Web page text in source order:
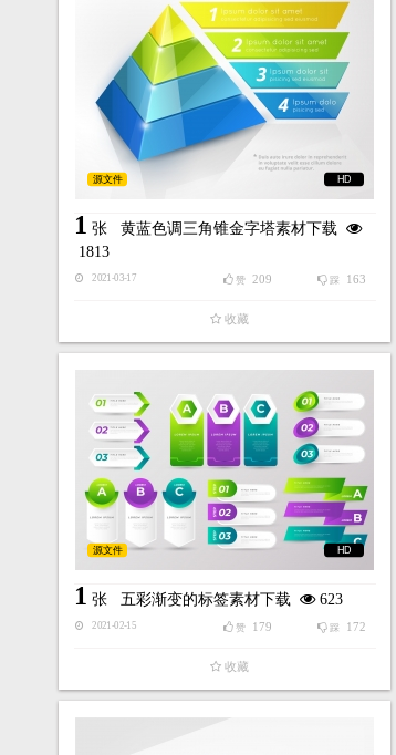
HD
源文件
1 张 黄蓝色调三角锥金字塔素材下载
1813
2021-03-17 踩 163
赞 209
收藏
HD
源文件
1 张 五彩渐变的标签素材下载 623
2021-02-15 踩 172
赞 179
收藏